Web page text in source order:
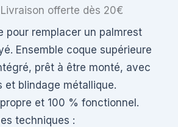
Livraison offerte dès 20€
pour remplacer un palmrest
Ensemble coque supérieure
prêt à être monté, avec
et blindage métallique.
et 100 % fonctionnel.
techniques :